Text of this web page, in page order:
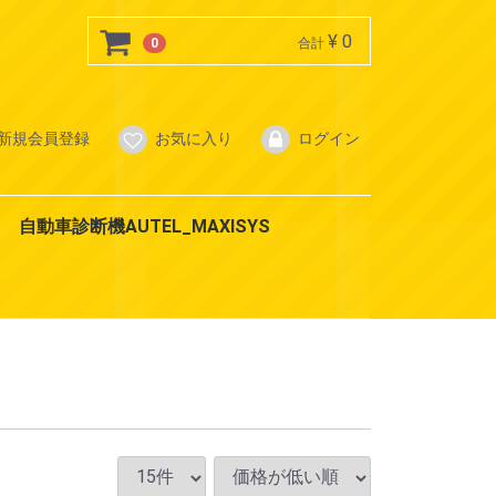
0 合計 ¥ 0
規会員登録 お気に入り ログイン
自動車診断機AUTEL_MAXISYS